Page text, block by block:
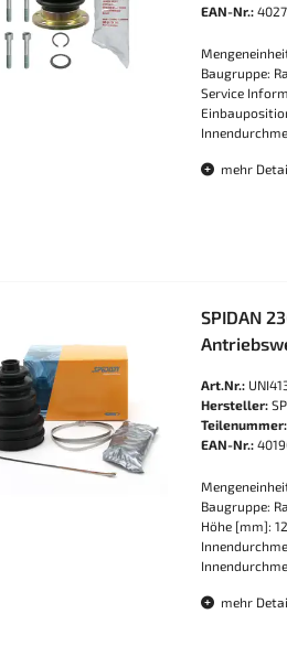
EAN-Nr.:
Baugruppe:
Service
mehr
SPIDAN
Art.Nr.:
Hersteller:
Teilenummer:
EAN-Nr.:
Baugruppe:
Höhe [mm]:
mehr